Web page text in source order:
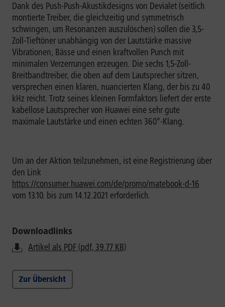
Dank des Push-Push-Akustikdesigns von Devialet (seitlich
montierte Treiber, die gleichzeitig und symmetrisch
schwingen, um Resonanzen auszulöschen) sollen die 3,5-
Zoll-Tieftöner unabhängig von der Lautstärke massive
Vibrationen, Bässe und einen kraftvollen Punch mit
minimalen Verzerrungen erzeugen. Die sechs 1,5-Zoll-
Breitbandtreiber, die oben auf dem Lautsprecher sitzen,
versprechen einen klaren, nuancierten Klang, der bis zu 40
kHz reicht. Trotz seines kleinen Formfaktors liefert der erste
kabellose Lautsprecher von Huawei eine sehr gute
maximale Lautstärke und einen echten 360°-Klang.
Um an der Aktion teilzunehmen, ist eine Registrierung über
den Link
https://consumer.huawei.com/de/promo/matebook-d-16
vom 13.10. bis zum 14.12.2021 erforderlich.
Downloadlinks
Artikel als PDF (pdf, 39.77 KB)
Zur Übersicht